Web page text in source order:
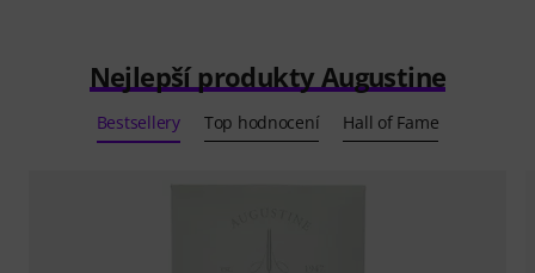
Nejlepší produkty Augustine
Bestsellery Top hodnocení Hall of Fame